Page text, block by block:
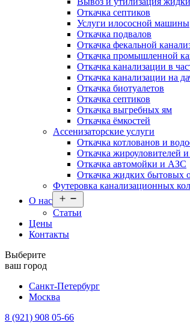
Откачка септиков
Услуги илососной машины
Откачка подвалов
Откачка фекальной
Откачка промышленной
Откачка канализации в
Откачка канализации на
Откачка биотуалетов
Откачка септиков
Откачка выгребных ям
Откачка ёмкостей
Ассенизаторские услуги
Откачка котлованов и
Откачка жироуловителей
Откачка автомойки и АЗС
Откачка жидких бытовых
Футеровка канализационных
О нас
меню
Статьи
Цены
Контакты
Выберите
ваш город
Санкт-Петербург
Москва
8 (921) 908 05-66